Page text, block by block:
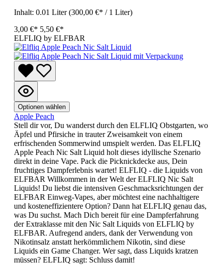
Inhalt: 0.01 Liter(300,00 €* / 1 Liter)
3,00 €* 5,50 €*
ELFLIQ by ELFBAR
Optionen wählen
Apple Peach
Stell dir vor, Du wanderst durch den ELFLIQ Obstgarten, wo
Äpfel und Pfirsiche in trauter Zweisamkeit von einem
erfrischenden Sommerwind umspielt werden. Das ELFLIQ
Apple Peach Nic Salt Liquid holt dieses idyllische Szenario
direkt in deine Vape. Pack die Picknickdecke aus, Dein
fruchtiges Dampferlebnis wartet! ELFLIQ - die Liquids von
ELFBAR Willkommen in der Welt der ELFLIQ Nic Salt
Liquids! Du liebst die intensiven Geschmacksrichtungen der
ELFBAR Einweg-Vapes, aber möchtest eine nachhaltigere
und kosteneffizientere Option? Dann hat ELFLIQ genau das,
was Du suchst. Mach Dich bereit für eine Dampferfahrung
der Extraklasse mit den Nic Salt Liquids von ELFLIQ by
ELFBAR. Aufregend anders, dank der Verwendung von
Nikotinsalz anstatt herkömmlichem Nikotin, sind diese
Liquids ein Game Changer. Wer sagt, dass Liquids kratzen
müssen? ELFLIQ sagt: Schluss damit!